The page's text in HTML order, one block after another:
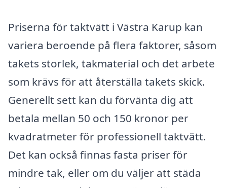
Priserna för taktvätt i Västra Karup kan
variera beroende på flera faktorer, såsom
takets storlek, takmaterial och det arbete
som krävs för att återställa takets skick.
Generellt sett kan du förvänta dig att
betala mellan 50 och 150 kronor per
kvadratmeter för professionell taktvätt.
Det kan också finnas fasta priser för
mindre tak, eller om du väljer att städa